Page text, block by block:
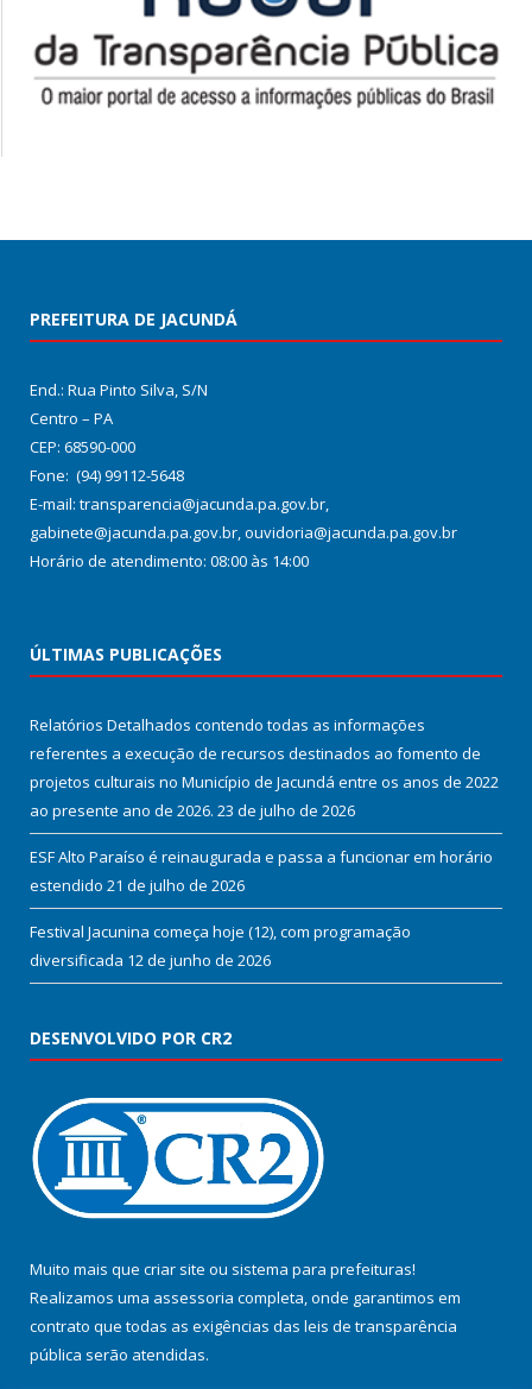
PREFEITURA DE JACUNDÁ
End.: Rua Pinto Silva, S/N
Centro – PA
CEP: 68590-000
Fone: (94) 99112-5648
E-mail: transparencia@jacunda.pa.gov.br,
gabinete@jacunda.pa.gov.br, ouvidoria@jacunda.pa.gov.br
Horário de atendimento: 08:00 às 14:00
ÚLTIMAS PUBLICAÇÕES
Relatórios Detalhados contendo todas as informações
referentes a execução de recursos destinados ao fomento de
projetos culturais no Município de Jacundá entre os anos de 2022
ao presente ano de 2026. 23 de julho de 2026
ESF Alto Paraíso é reinaugurada e passa a funcionar em horário
estendido 21 de julho de 2026
Festival Jacunina começa hoje (12), com programação
diversificada 12 de junho de 2026
DESENVOLVIDO POR CR2
Muito mais que criar site ou sistema para prefeituras!
Realizamos uma assessoria completa, onde garantimos em
contrato que todas as exigências das leis de transparência
pública serão atendidas.